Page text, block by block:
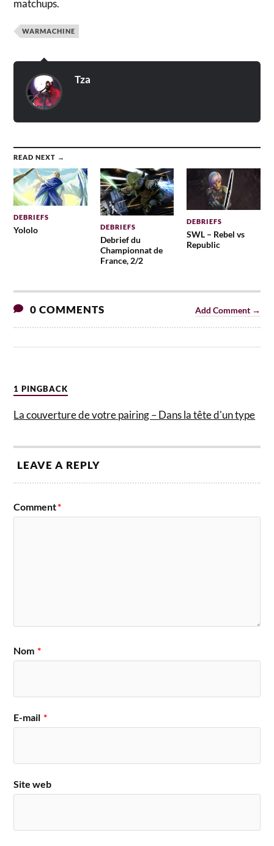
matchups.
WARMACHINE
Tza
READ NEXT →
DEBRIEFS
Yololo DEBRIEFS
Debrief du
Championnat de
France, 2/2
DEBRIEFS
SWL – Rebel vs
Republic
0 COMMENTS Add Comment →
1 PINGBACK
La couverture de votre pairing – Dans la tête d'un type
LEAVE A REPLY
Comment*
Nom *
E-mail *
Site web